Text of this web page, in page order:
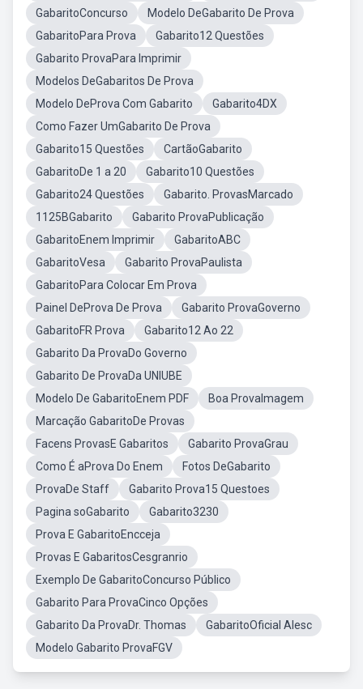
GabaritoConcurso
Modelo DeGabarito De Prova
GabaritoPara Prova
Gabarito12 Questões
Gabarito ProvaPara Imprimir
Modelos DeGabaritos De Prova
Modelo DeProva Com Gabarito
Gabarito4DX
Como Fazer UmGabarito De Prova
Gabarito15 Questões
CartãoGabarito
GabaritoDe 1 a 20
Gabarito10 Questões
Gabarito24 Questões
Gabarito. ProvasMarcado
1125BGabarito
Gabarito ProvaPublicação
GabaritoEnem Imprimir
GabaritoABC
GabaritoVesa
Gabarito ProvaPaulista
GabaritoPara Colocar Em Prova
Painel DeProva De Prova
Gabarito ProvaGoverno
GabaritoFR Prova
Gabarito12 Ao 22
Gabarito Da ProvaDo Governo
Gabarito De ProvaDa UNIUBE
Modelo De GabaritoEnem PDF
Boa ProvaImagem
Marcação GabaritoDe Provas
Facens ProvasE Gabaritos
Gabarito ProvaGrau
Como É aProva Do Enem
Fotos DeGabarito
ProvaDe Staff
Gabarito Prova15 Questoes
Pagina soGabarito
Gabarito3230
Prova E GabaritoEncceja
Provas E GabaritosCesgranrio
Exemplo De GabaritoConcurso Público
Gabarito Para ProvaCinco Opções
Gabarito Da ProvaDr. Thomas
GabaritoOficial Alesc
Modelo Gabarito ProvaFGV